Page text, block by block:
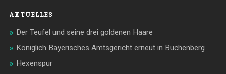
AKTUELLES
Der Teufel und seine drei goldenen Haare
Königlich Bayerisches Amtsgericht erneut in Buchenberg
Hexenspur